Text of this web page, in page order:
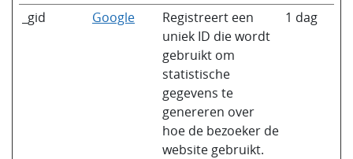
_gid Google
Registreert een
uniek ID die wordt
gebruikt om
statistische
gegevens te
genereren over
hoe de bezoeker de
website gebruikt.
1 dag